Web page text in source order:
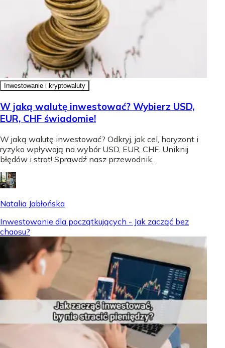
Inwestowanie i kryptowaluty
W jaką walutę inwestować? Wybierz USD,
EUR, CHF świadomie!
W jaką walutę inwestować? Odkryj, jak cel, horyzont i
ryzyko wpływają na wybór USD, EUR, CHF. Uniknij
błędów i strat! Sprawdź nasz przewodnik.
Natalia Jabłońska
Inwestowanie dla początkujących - Jak zacząć bez
chaosu?